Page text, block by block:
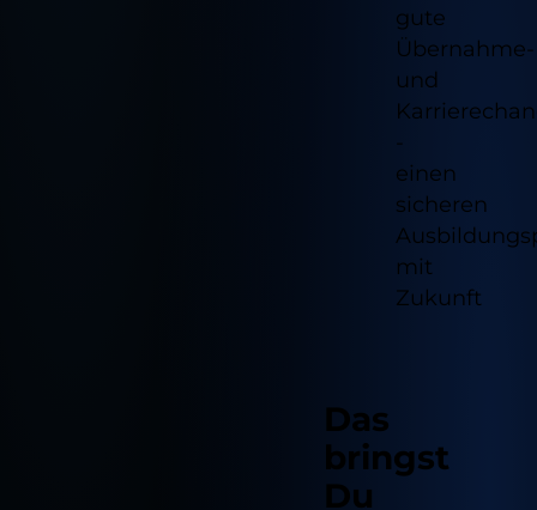
gute
Übernahme-
und
-
einen
sicheren
mit
Zukunft
Das
bringst
Du